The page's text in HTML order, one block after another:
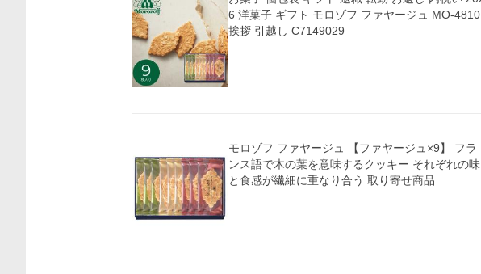
6 洋菓子 ギフト モロゾフ ファヤージュ MO-4810
挨拶 引越し C7149029
モロゾフ ファヤージュ 【ファヤージュ×9】 フラ
ンス語で木の葉を意味するクッキー それぞれの味
と食感が繊細に重なり合う 取り寄せ商品